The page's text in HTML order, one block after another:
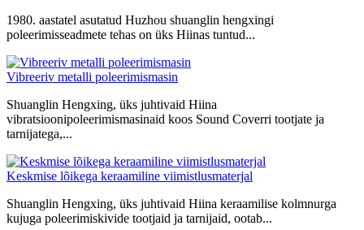
1980. aastatel asutatud Huzhou shuanglin hengxingi
poleerimisseadmete tehas on üks Hiinas tuntud...
Vibreeriv metalli poleerimismasin
Shuanglin Hengxing, üks juhtivaid Hiina
vibratsioonipoleerimismasinaid koos Sound Coverri tootjate ja
tarnijatega,...
Keskmise lõikega keraamiline viimistlusmaterjal
Shuanglin Hengxing, üks juhtivaid Hiina keraamilise kolmnurga
kujuga poleerimiskivide tootjaid ja tarnijaid, ootab...